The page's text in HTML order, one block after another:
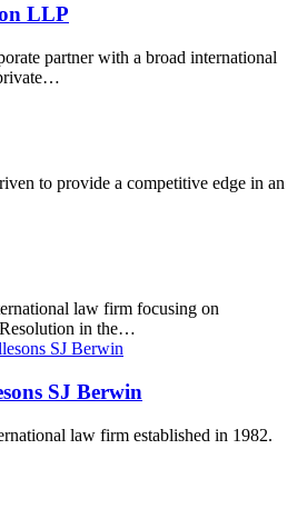
LLP
partner with a broad international
to provide a competitive edge in an
law firm focusing on
in the…
SJ Berwin
law firm established in 1982.